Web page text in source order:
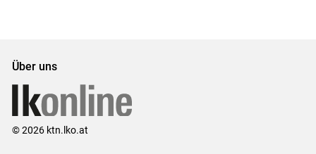
Über uns
© 2026 ktn.lko.at